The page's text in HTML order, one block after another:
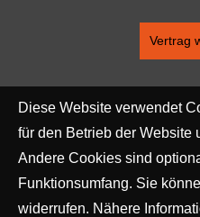
Vertrag
Diese Website verwendet
für den Betrieb der Website
Andere Cookies sind
Funktionsumfang. Sie
widerrufen. Nähere